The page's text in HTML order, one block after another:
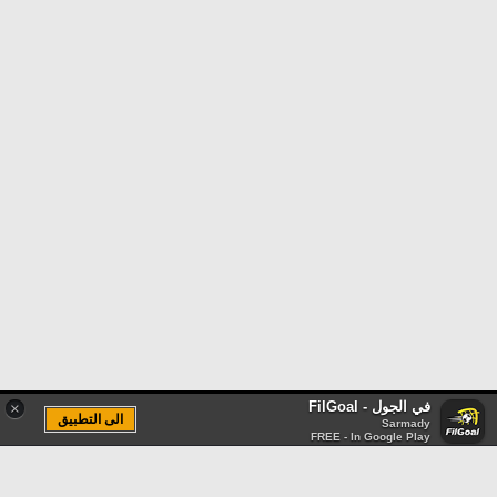
× في الجول - FilGoal
Sarmady
FREE - In Google Play
الى التطبيق